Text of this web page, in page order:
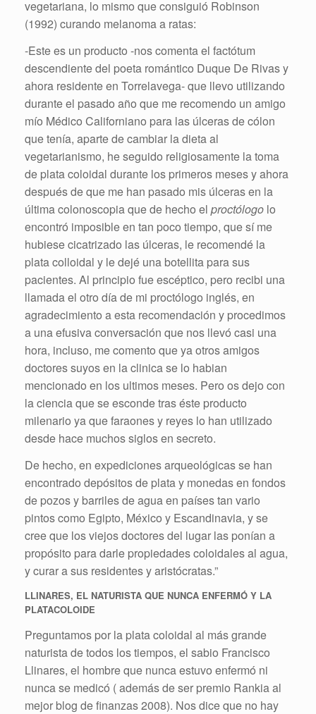
vegetariana, lo mismo que consiguió Robinson
(1992) curando melanoma a ratas:
-Este es un producto -nos comenta el factótum
descendiente del poeta romántico Duque De Rivas y
ahora residenteen Torrelavega- que llevo utilizando
durante el pasado año que me recomendo un amigo
mío Médico Californiano para las úlceras de cólon
que tenía, aparte de cambiar la dieta al
vegetarianismo, he seguido religiosamente la toma
de plata coloidal durante los primeros meses y ahora
después de que me han pasado mis úlceras en la
última colonoscopia que de hecho el proctólogo lo
encontró imposible en tan poco tiempo, que sí me
hubiese cicatrizado las úlceras, le recomendé la
plata colloidal y le dejé una botellita para sus
pacientes. Al principio fue escéptico, pero recibi una
llamada el otro día de mi proctólogo inglés, en
agradecimiento a esta recomendación y procedimos
a una efusiva conversación que nos llevó casi una
hora, incluso, me comento que ya otros amigos
doctores suyos en la clinica se lo habian
mencionado en los ultimos meses. Pero os dejo con
la ciencia que se esconde tras éste producto
milenario ya que faraones y reyes lo han utilizado
desde hace muchos siglos en secreto.
De hecho, en expediciones arqueológicas se han
encontrado depósitos de plata y monedas en fondos
de pozos y barriles de agua en países tan vario
pintos como Egipto, México y Escandinavia, y se
cree que los viejos doctores del lugar las ponían a
propósito para darle propiedades coloidales al agua,
y curar a sus residentes y aristócratas.”
LLINARES, EL NATURISTA QUE NUNCA ENFERMÓ Y LA
PLATACOLOIDE
Preguntamos por la plata coloidal al más grande
naturista de todos los tiempos, el sabio Francisco
Llinares, el hombre que nunca estuvo enfermó ni
nunca se medicó ( además de ser premio Rankia al
mejor blog de finanzas 2008). Nos dice que no hay